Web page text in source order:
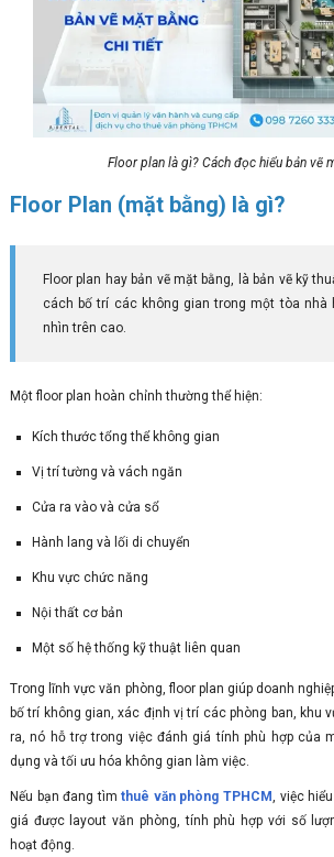
Floor plan là gì? Cách đọc hiểu bản vẽ
Floor Plan (mặt bằng) là gì?
Floor plan hay bản vẽ mặt bằng, là bản vẽ kỹ
cách bố trí các không gian trong một tòa nhà
nhìn trên cao.
Một floor plan hoàn chỉnh thường thể hiện:
Kích thước tổng thể không gian
Vị trí tường và vách ngăn
Cửa ra vào và cửa sổ
Hành lang và lối di chuyển
Khu vực chức năng
Nội thất cơ bản
Một số hệ thống kỹ thuật liên quan
Trong lĩnh vực văn phòng, floor plan giúp doanh
bố trí không gian, xác định vị trí các phòng ban, khu
ra, nó hỗ trợ trong việc đánh giá tính phù hợp của
dụng và tối ưu hóa không gian làm việc.
Nếu bạn đang tìmthuê văn phòng TPHCM, việc
giá được layout văn phòng, tính phù hợp với số
hoạt động.